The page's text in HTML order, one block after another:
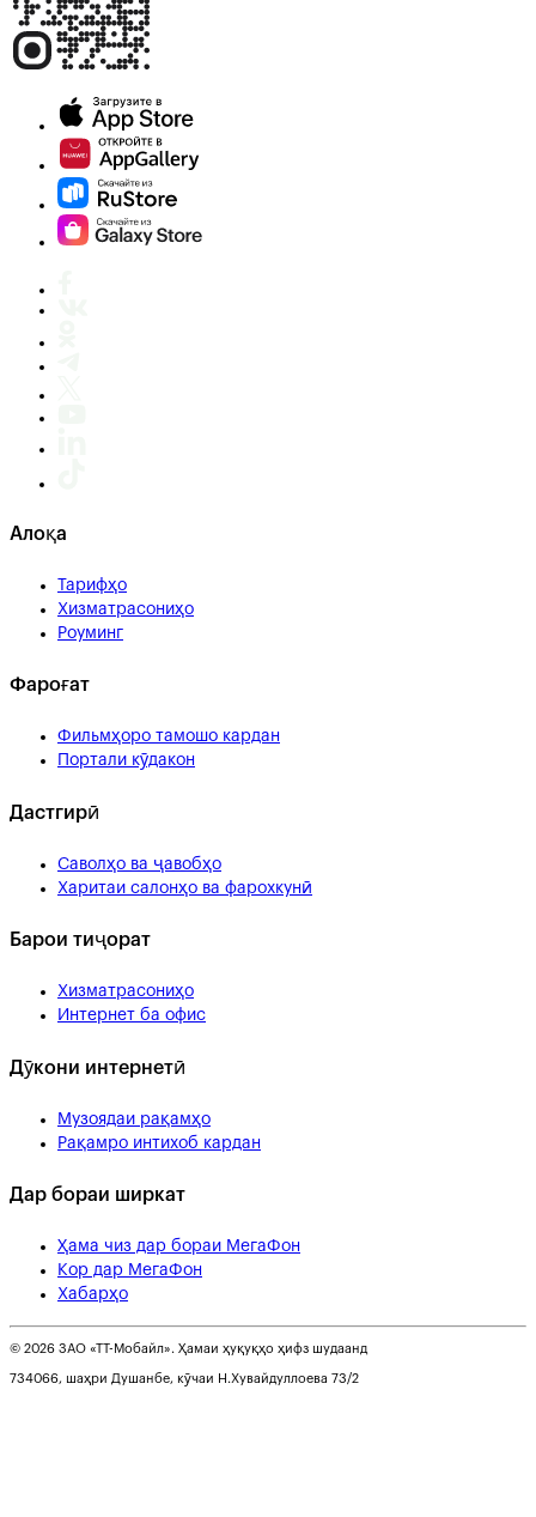
Алоқа
Тарифҳо
Хизматрасониҳо
Роуминг
Фароғат
Фильмҳоро тамошо кардан
Портали кӯдакон
Дастгирӣ
Саволҳо ва ҷавобҳо
Харитаи салонҳо ва фарохкунӣ
Барои тиҷорат
Хизматрасониҳо
Интернет ба офис
Дӯкони интернетӣ
Музоядаи рақамҳо
Рақамро интихоб кардан
Дар бораи ширкат
Ҳама чиз дар бораи МегаФон
Кор дар МегаФон
Хабарҳо
© 2026 ЗАО «ТТ-Мобайл». Ҳамаи ҳуқуқҳо ҳифз шудаанд
734066, шаҳри Душанбе, кӯчаи Н.Хувайдуллоева 73/2